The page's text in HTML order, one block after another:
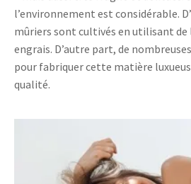
l’environnement est considérable.
mûriers sont cultivés en utilisant de
engrais. D’autre part, de
pour fabriquer cette matière
qualité.